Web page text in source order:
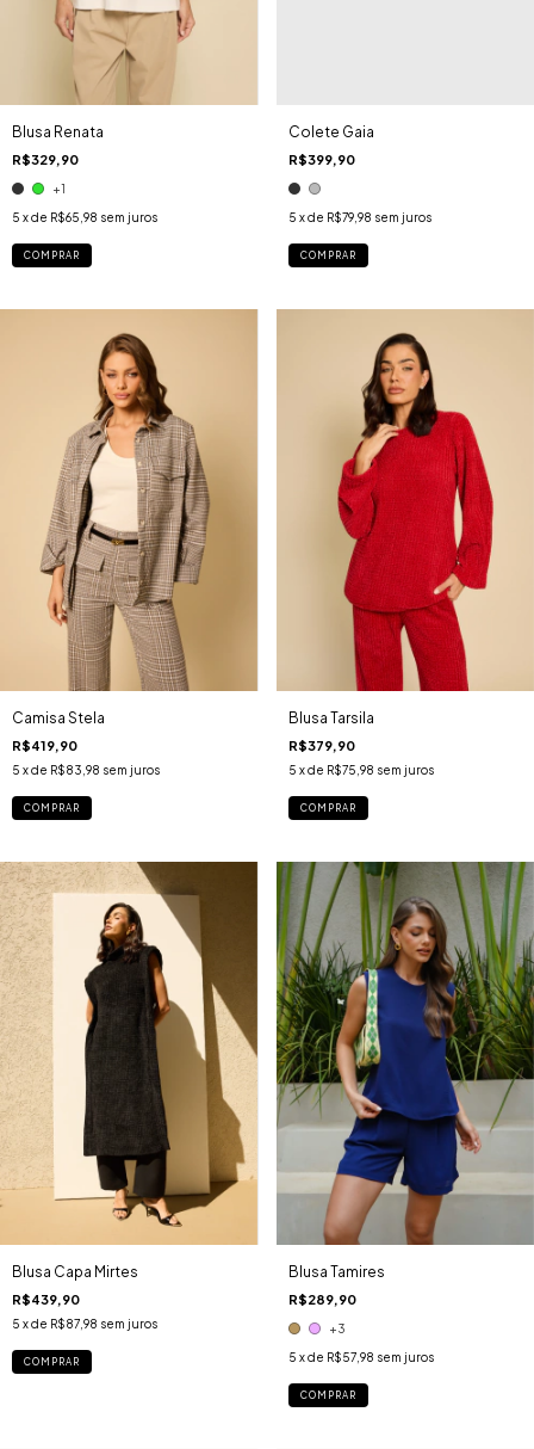
Blusa Renata
R$329,90
+1
5 x de R$65,98 sem juros
COMPRAR
Colete Gaia
R$399,90
5 x de R$79,98 sem juros
COMPRAR
Camisa Stela
R$419,90
5 x de R$83,98 sem juros
COMPRAR
Blusa Tarsila
R$379,90
5 x de R$75,98 sem juros
COMPRAR
Blusa Capa Mirtes
R$439,90
5 x de R$87,98 sem juros
COMPRAR
Blusa Tamires
R$289,90
+3
5 x de R$57,98 sem juros
COMPRAR